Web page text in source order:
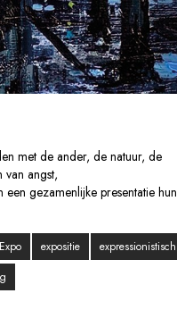
met de ander, de natuur, de
angst,
gezamenlijke presentatie hun
Expo expositie
expressionistisch